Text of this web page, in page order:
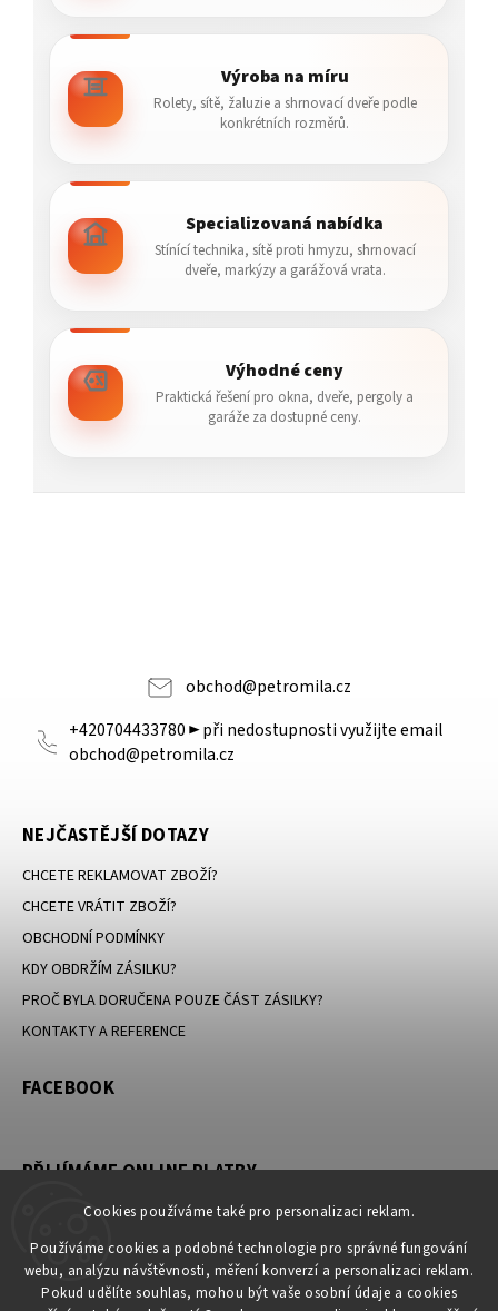
Cookies používáme také pro personalizaci reklam.
Používáme cookies a podobné technologie pro správné fungování
webu, analýzu návštěvnosti, měření konverzí a personalizaci reklam.
Pokud udělíte souhlas, mohou být vaše osobní údaje a cookies
Výroba na míru
Rolety, sítě, žaluzie a shrnovací dveře podle
konkrétních rozměrů.
Specializovaná nabídka
Stínící technika, sítě proti hmyzu, shrnovací
dveře, markýzy a garážová vrata.
Výhodné ceny
Praktická řešení pro okna, dveře, pergoly a
garáže za dostupné ceny.
obchod@petromila.cz
+420704433780 ► při nedostupnosti využijte email
obchod@petromila.cz
NEJČASTĚJŠÍ DOTAZY
CHCETE REKLAMOVAT ZBOŽÍ?
CHCETE VRÁTIT ZBOŽÍ?
OBCHODNÍ PODMÍNKY
KDY OBDRŽÍM ZÁSILKU?
PROČ BYLA DORUČENA POUZE ČÁST ZÁSILKY?
KONTAKTY A REFERENCE
FACEBOOK
PŘIJÍMÁME ONLINE PLATBY
KONTAKT